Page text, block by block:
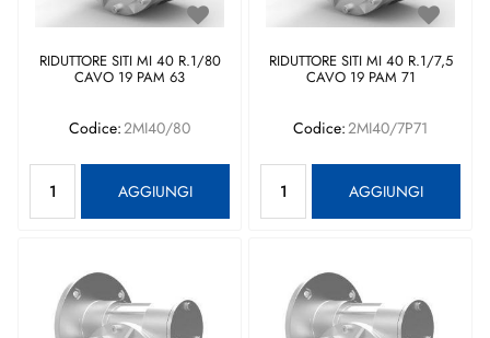
RIDUTTORE SITI MI 40 R.1/80
CAVO 19 PAM 63
Codice:2MI40/80
AGGIUNGI
RIDUTTORE SITI MI 40 R.1/7,5
CAVO 19 PAM 71
Codice:2MI40/7P71
AGGIUNGI